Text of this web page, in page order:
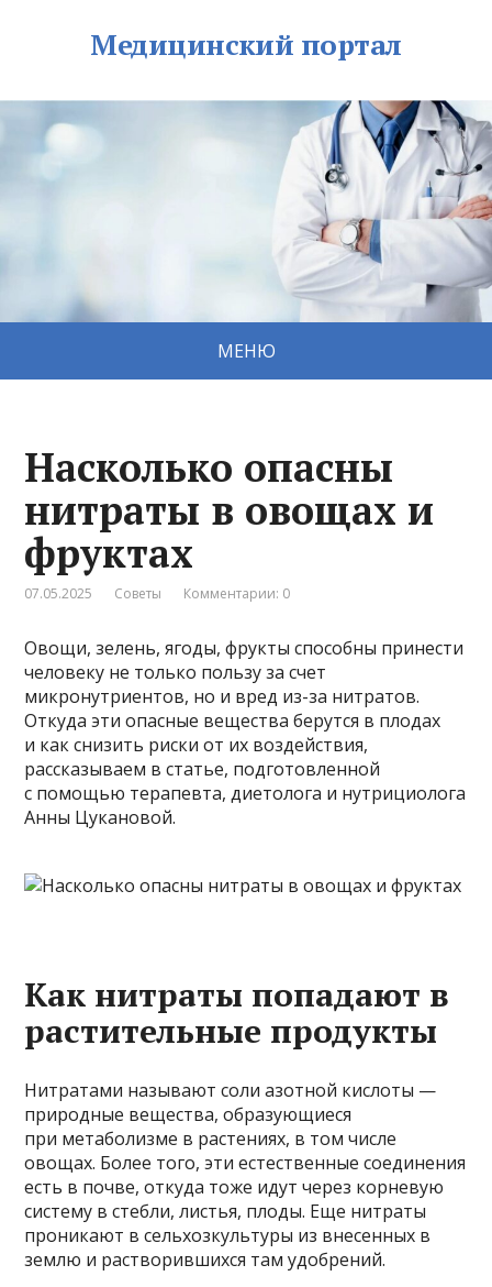
Медицинский портал
МЕНЮ
Насколько опасны
нитраты в овощах и
фруктах
07.05.2025 Советы Комментарии: 0
Овощи, зелень, ягоды, фрукты способны принести
человеку не только пользу за счет
микронутриентов, но и вред из-за нитратов.
Откуда эти опасные вещества берутся в плодах
и как снизить риски от их воздействия,
рассказываем в статье, подготовленной
с помощью терапевта, диетолога и нутрициолога
Анны Цукановой.
Как нитраты попадают в
растительные продукты
Нитратами называют соли азотной кислоты —
природные вещества, образующиеся
при метаболизме в растениях, в том числе
овощах. Более того, эти естественные соединения
есть в почве, откуда тоже идут через корневую
систему в стебли, листья, плоды. Еще нитраты
проникают в сельхозкультуры из внесенных в
землю и растворившихся там удобрений.